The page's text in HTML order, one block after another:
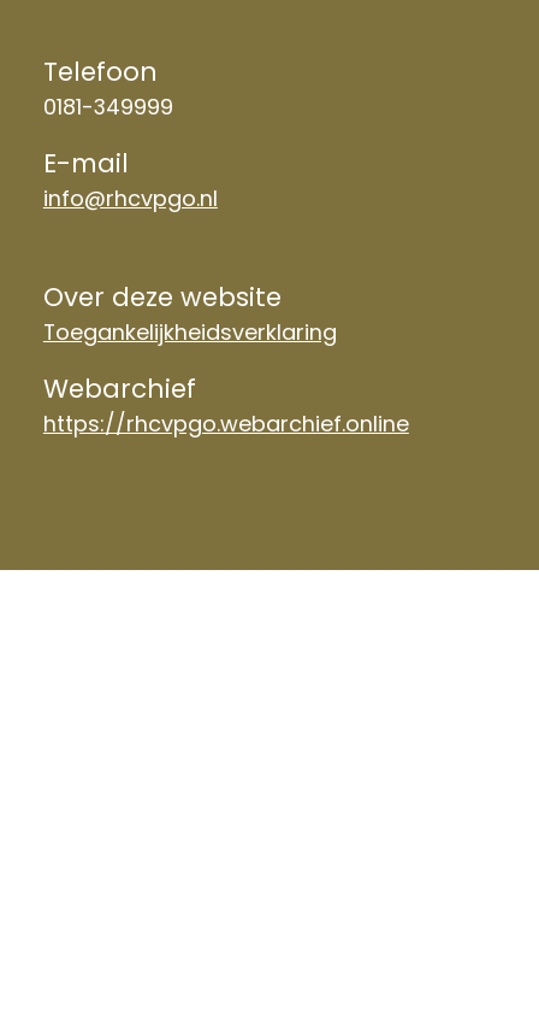
Telefoon
0181-349999
E-mail
info@rhcvpgo.nl
Over deze website
Toegankelijkheidsverklaring
Webarchief
https://rhcvpgo.webarchief.online